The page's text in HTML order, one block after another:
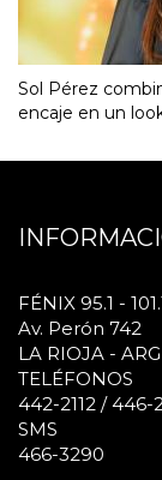
Sol Pérez
encaje en un
FÉNIX 95.1 -
Av. Perón 742
LA RIOJA -
TELÉFONOS
442-2112 /
SMS
466-3290